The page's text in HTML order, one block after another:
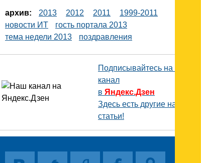
архив: 2013 2012 2011
1999-2011
новости ИТ
гость портала 2013
тема недели 2013
поздравления
Подписывайтесь на наш
канал
в Яндекс.Дзен
Здесь есть другие наши
статьи!